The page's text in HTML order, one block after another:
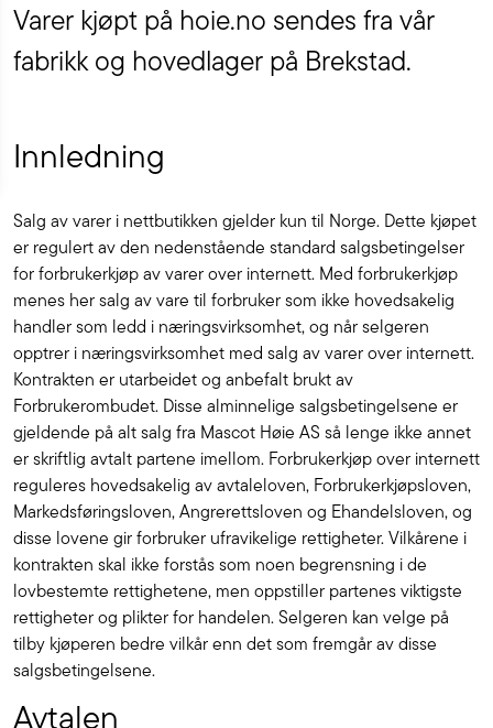
Varer kjøpt på hoie.no sendes fra vår
fabrikk og hovedlager på Brekstad.
Innledning
Salg av varer i nettbutikken gjelder kun til Norge. Dette kjøpet
er regulert av den nedenstående standard salgsbetingelser
for forbrukerkjøp av varer over internett. Med forbrukerkjøp
menes her salg av vare til forbruker som ikke hovedsakelig
handler som ledd i næringsvirksomhet, og når selgeren
opptrer i næringsvirksomhet med salg av varer over internett.
Kontrakten er utarbeidet og anbefalt brukt av
Forbrukerombudet. Disse alminnelige salgsbetingelsene er
gjeldende på alt salg fra Mascot Høie AS så lenge ikke annet
er skriftlig avtalt partene imellom. Forbrukerkjøp over internett
reguleres hovedsakelig av avtaleloven, Forbrukerkjøpsloven,
Markedsføringsloven, Angrerettsloven og Ehandelsloven, og
disse lovene gir forbruker ufravikelige rettigheter. Vilkårene i
kontrakten skal ikke forstås som noen begrensning i de
lovbestemte rettighetene, men oppstiller partenes viktigste
rettigheter og plikter for handelen. Selgeren kan velge på
tilby kjøperen bedre vilkår enn det som fremgår av disse
salgsbetingelsene.
Avtalen